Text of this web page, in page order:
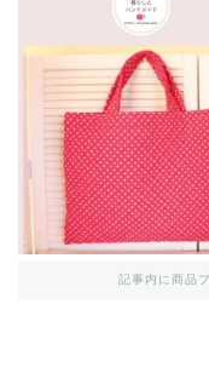
記事内に商品